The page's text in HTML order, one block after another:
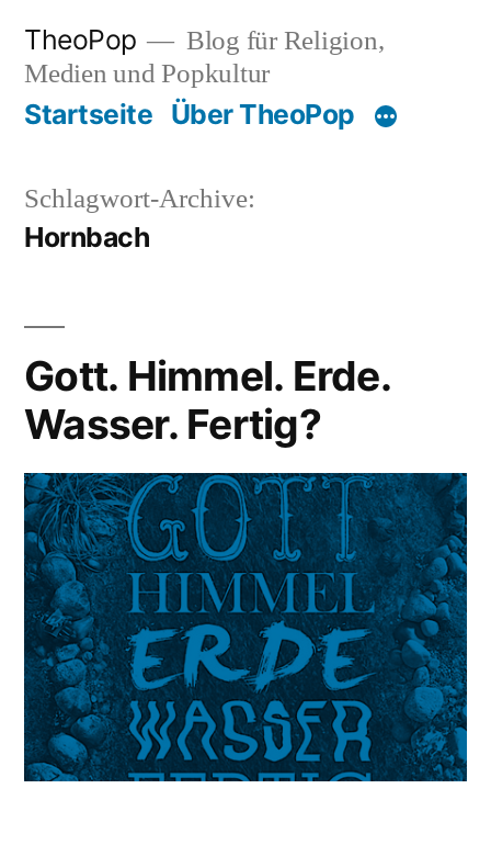
Inhalt
springen
TheoPop
Blog für Religion,
Medien und Popkultur
Startseite Über TheoPop
Schlagwort-Archive:
Hornbach
Gott. Himmel. Erde.
Wasser. Fertig?